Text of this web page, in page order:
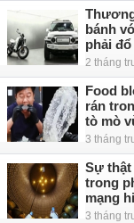
bánh
phải
2 tháng
Food
rán
tò mò
3 tháng
Sự thật
trong
mạng
3 tháng